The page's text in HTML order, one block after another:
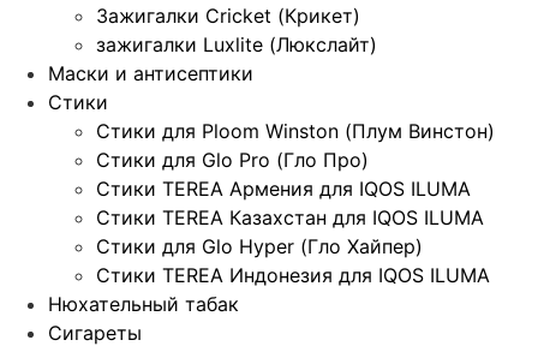
Зажигалки Cricket (Крикет)
зажигалки Luxlite (Люкслайт)
Маски и антисептики
Стики
Стики для Ploom Winston (Плум Винстон)
Стики для Glo Pro (Гло Про)
Стики TEREA Армения для IQOS ILUMA
Стики TEREA Казахстан для IQOS ILUMA
Стики для Glo Hyper (Гло Хайпер)
Стики TEREA Индонезия для IQOS ILUMA
Нюхательный табак
Сигареты